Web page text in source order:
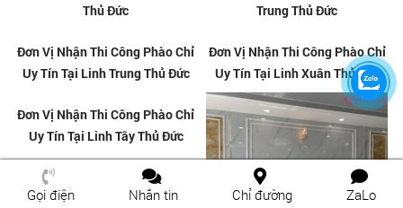
Thủ Đức
Trung Thủ Đức
Gọi điện Nhắn tin Chỉ đường ZaLo